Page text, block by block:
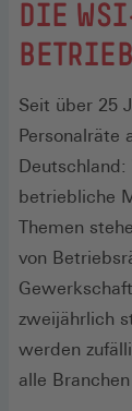
DIE
Seit über 25
Personalräte
betriebliche
Themen
von
zweijährlich
werden
alle